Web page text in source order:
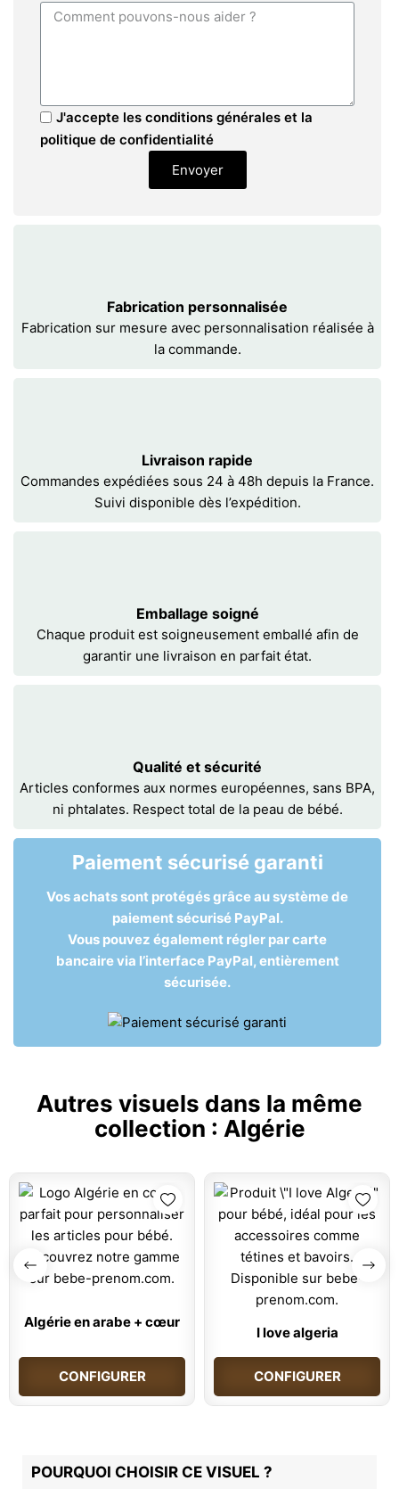
J'accepte les conditions générales et la
politique de confidentialité
Envoyer
Fabrication personnalisée
Fabrication sur mesure avec personnalisation réalisée à
la commande.
Livraison rapide
Commandes expédiées sous 24 à 48h depuis la France.
Suivi disponible dès l’expédition.
Emballage soigné
Chaque produit est soigneusement emballé afin de
garantir une livraison en parfait état.
Qualité et sécurité
Articles conformes aux normes européennes, sans BPA,
ni phtalates. Respect total de la peau de bébé.
Paiement sécurisé garanti
Vos achats sont protégés grâce au système de
paiement sécurisé PayPal.
Vous pouvez également régler par carte
bancaire via l’interface PayPal, entièrement
sécurisée.
Autres visuels dans la même
collection : Algérie
Algérie en arabe + cœur
CONFIGURER
I love algeria
CONFIGURER
POURQUOI CHOISIR CE VISUEL ?